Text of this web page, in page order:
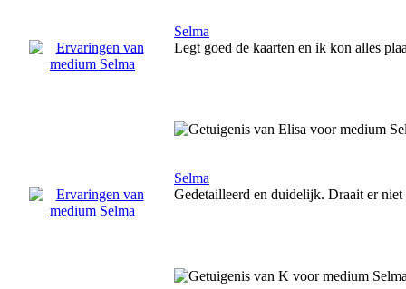
Selma
Legt goed de kaarten en ik kon alles
Selma
Gedetailleerd en duidelijk. Draait er